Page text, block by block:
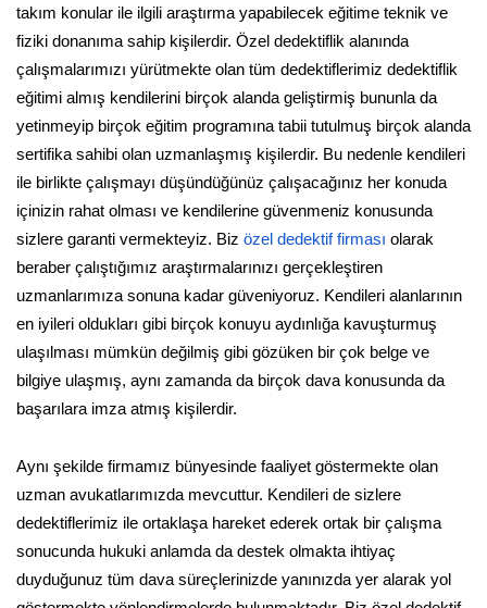
takım konular ile ilgili araştırma yapabilecek eğitime teknik ve
fiziki donanıma sahip kişilerdir. Özel dedektiflik alanında
çalışmalarımızı yürütmekte olan tüm dedektiflerimiz dedektiflik
eğitimi almış kendilerini birçok alanda geliştirmiş bununla da
yetinmeyip birçok eğitim programına tabii tutulmuş birçok alanda
sertifika sahibi olan uzmanlaşmış kişilerdir. Bu nedenle kendileri
ile birlikte çalışmayı düşündüğünüz çalışacağınız her konuda
içinizin rahat olması ve kendilerine güvenmeniz konusunda
sizlere garanti vermekteyiz. Biz özel dedektif firması olarak
beraber çalıştığımız araştırmalarınızı gerçekleştiren
uzmanlarımıza sonuna kadar güveniyoruz. Kendileri alanlarının
en iyileri oldukları gibi birçok konuyu aydınlığa kavuşturmuş
ulaşılması mümkün değilmiş gibi gözüken bir çok belge ve
bilgiye ulaşmış, aynı zamanda da birçok dava konusunda da
başarılara imza atmış kişilerdir.
Aynı şekilde firmamız bünyesinde faaliyet göstermekte olan
uzman avukatlarımızda mevcuttur. Kendileri de sizlere
dedektiflerimiz ile ortaklaşa hareket ederek ortak bir çalışma
sonucunda hukuki anlamda da destek olmakta ihtiyaç
duyduğunuz tüm dava süreçlerinizde yanınızda yer alarak yol